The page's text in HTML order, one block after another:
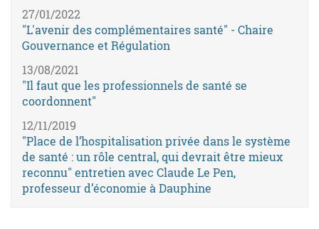
27/01/2022
"L'avenir des complémentaires santé" - Chaire
Gouvernance et Régulation
13/08/2021
"Il faut que les professionnels de santé se
coordonnent"
12/11/2019
"Place de l’hospitalisation privée dans le système
de santé : un rôle central, qui devrait être mieux
reconnu" entretien avec Claude Le Pen,
professeur d’économie à Dauphine